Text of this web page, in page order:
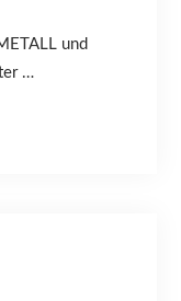
und
…